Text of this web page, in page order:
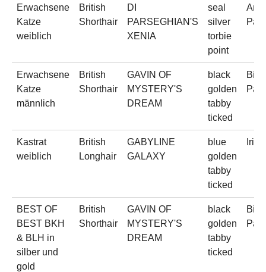
Erwachsene
Katze
weiblich
British
Shorthair
DI
PARSEGHIAN'S
XENIA
seal
silver
torbie
point
Erwachsene
Katze
männlich
British
Shorthair
GAVIN OF
MYSTERY'S
DREAM
black
golden
tabby
ticked
Kastrat
weiblich
British
Longhair
GABYLINE
GALAXY
blue
golden
tabby
ticked
BEST OF
BEST BKH
& BLH in
silber und
gold
British
Shorthair
GAVIN OF
MYSTERY'S
DREAM
black
golden
tabby
ticked